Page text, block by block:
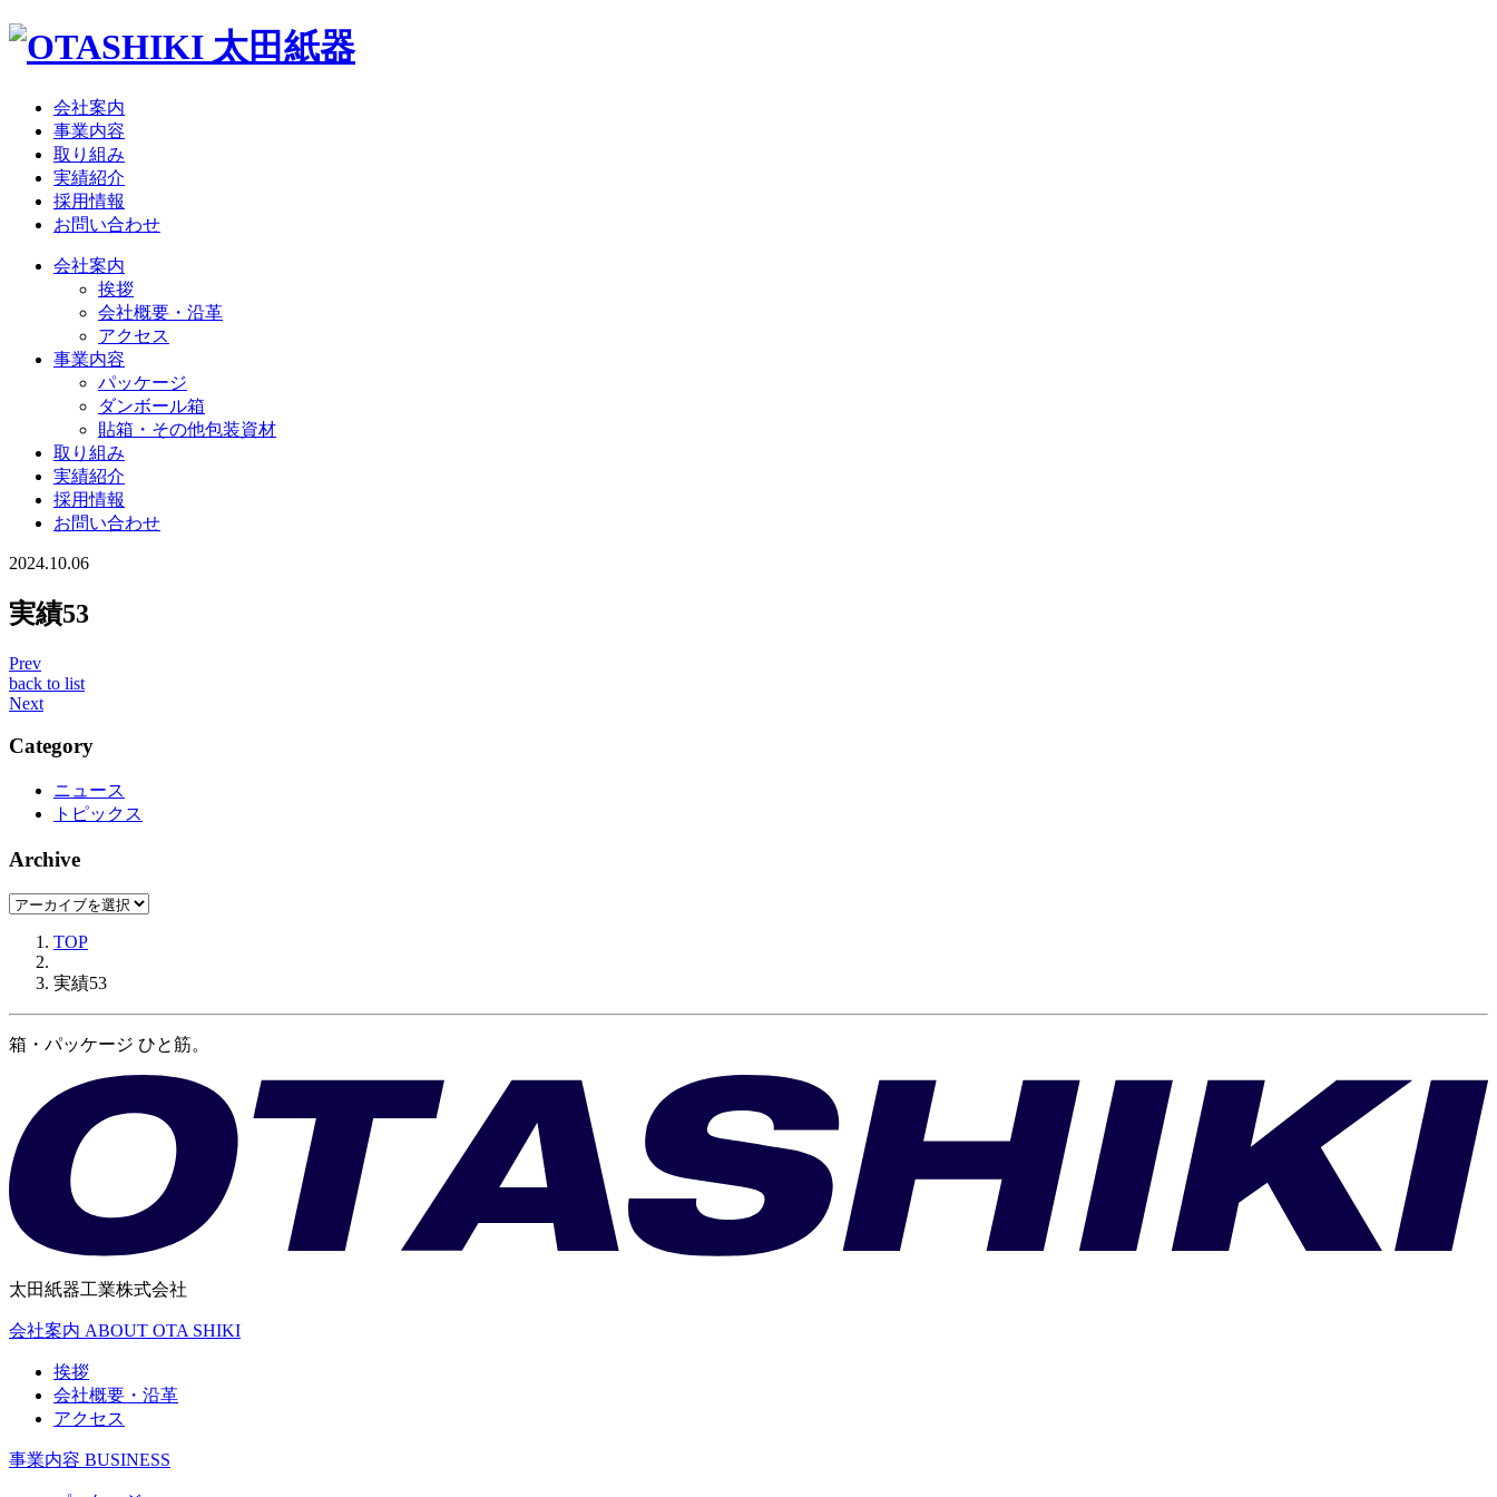
会社案内
事業内容
取り組み
実績紹介
採用情報
お問い合わせ
会社案内
挨拶
会社概要・沿革
アクセス
事業内容
パッケージ
ダンボール箱
貼箱・その他包装資材
取り組み
実績紹介
採用情報
お問い合わせ
2024.10.06
実績53
Prev
back to list
Next
Category
ニュース
トピックス
Archive
TOP
実績53
箱・パッケージ ひと筋。
太田紙器工業株式会社
会社案内 ABOUT OTA SHIKI
挨拶
会社概要・沿革
アクセス
事業内容 BUSINESS